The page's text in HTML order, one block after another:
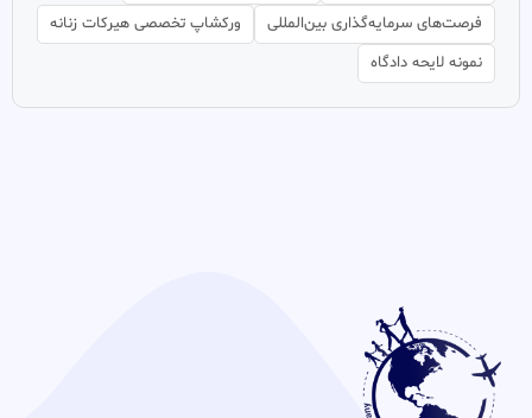
فرصت‌های سرمایه‌گذاری بین‌المللی
ورکشاپ تخصصی هیرکات زنانه
نمونه لایحه دادگاه